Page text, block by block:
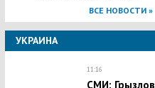
ВСЕ НОВОСТИ »
УКРАИНА
11:16
СМИ: Грызлов